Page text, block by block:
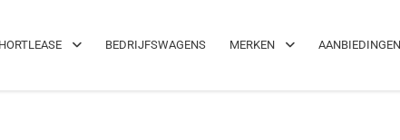
Maximale flexibiliteit
BEDRIJFSWAGENS MERKEN AANBIEDINGEN